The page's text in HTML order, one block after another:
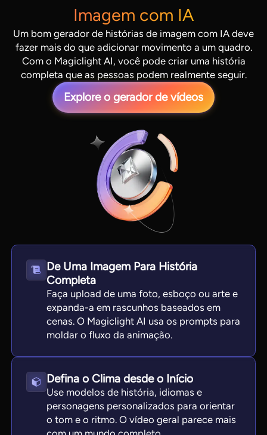
View all tools
Imagem com IA
Um bom gerador de histórias de imagem com IA deve
fazer mais do que adicionar movimento a um quadro.
Com o Magiclight AI, você pode criar uma história
completa que as pessoas podem realmente seguir.
Explore o gerador de vídeos
De Uma Imagem Para História
Completa
Faça upload de uma foto, esboço ou arte e
expanda-a em rascunhos baseados em
cenas. O Magiclight AI usa os prompts para
moldar o fluxo da animação.
Defina o Clima desde o Início
Use modelos de história, idiomas e
personagens personalizados para orientar
o tom e o ritmo. O vídeo geral parece mais